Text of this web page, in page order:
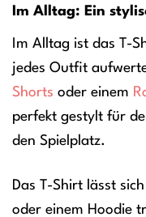
Im Alltag: Ein
Im Alltag ist das T-
jedes Outfit
Shorts oder einem
perfekt gestylt für
den Spielplatz.
Das T-Shirt lässt
oder einem Hoodie